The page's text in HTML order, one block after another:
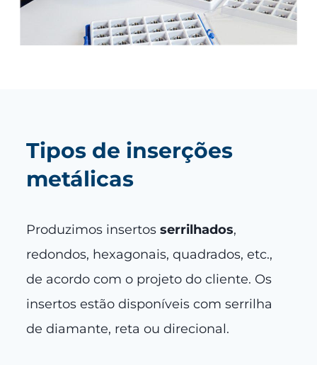
Tipos de inserções
metálicas
Produzimos insertos serrilhados,
redondos, hexagonais, quadrados, etc.,
de acordo com o projeto do cliente. Os
insertos estão disponíveis com serrilha
de diamante, reta ou direcional.